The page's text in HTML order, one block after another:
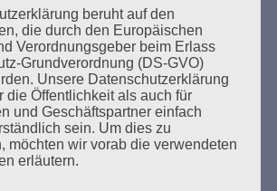
- 24. Januar 2021
beruht auf den
die durch den Europäischen
Verordnungsgeber beim Erlass
Grundverordnung (DS-GVO)
Unsere Datenschutzerklärung
die Öffentlichkeit als auch für
und Geschäftspartner einfach
sein. Um dies zu
möchten wir vorab die verwendeten
erläutern.